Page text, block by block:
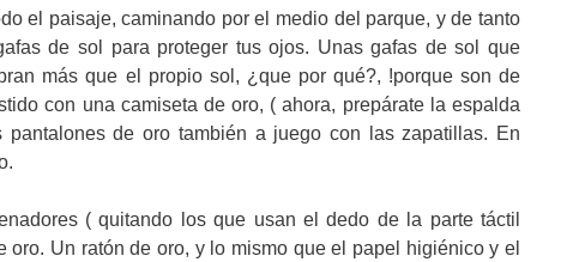
el paisaje, caminando por el medio del parque, y de tanto
de sol para proteger tus ojos. Unas gafas de sol que
más que el propio sol, ¿que por qué?, !porque son de
con una camiseta de oro, ( ahora, prepárate la espalda
de oro también a juego con las zapatillas. En
( quitando los que usan el dedo de la parte táctil
oro. Un ratón de oro, y lo mismo que el papel higiénico y el